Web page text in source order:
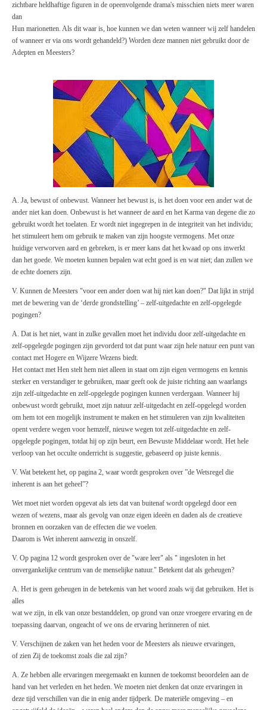
zichtbare heldhaftige figuren in de opeenvolgende drama's misschien niets meer waren
dan
Hun marionetten. Als dit waar is, hoe kunnen we dan weten wanneer wij zelf handelen
of wanneer er via ons wordt gehandeld?) Worden deze mannen niet gebruikt door de
Adepten en Meesters?
A. Ja, bewust of onbewust. Wanneer het bewust is, is het doen voor een ander wat de
ander niet kan doen. Onbewust is het wanneer de aard en het Karma van degene die zo
gebruikt wordt het toelaten. Er wordt niet ingegrepen in de integriteit van het individu;
het stimuleert hem om gebruik te maken van zijn hoogste vermogens. Met onze
huidige verworven aard en gebreken, is er meer kans dat het kwaad op ons inwerkt
dan het goede. We moeten kunnen bepalen wat echt goed is en wat niet; dan zullen we
de echte doeners zijn.
V. Kunnen de Meesters "voor een ander doen wat hij niet kan doen?" Dat lijkt in strijd
met de bewering van de ‘derde grondstelling’ – zelf-uitgedachte en zelf-opgelegde
pogingen?
A. Dat is het niet, want in zulke gevallen moet het individu door zelf-uitgedachte en
zelf-opgelegde pogingen zijn gevorderd tot dat punt waar zijn hele natuur een punt van
contact met Hogere en Wijzere Wezens biedt.
Het contact met Hen stelt hem niet alleen in staat om zijn eigen vermogens en kennis
sterker en verstandiger te gebruiken, maar geeft ook de juiste richting aan waarlangs
zijn zelf-uitgedachte en zelf-opgelegde pogingen kunnen verdergaan. Wanneer hij
onbewust wordt gebruikt, moet zijn natuur zelf-uitgedacht en zelf-opgelegd worden
om hem tot een mogelijk instrument te maken en het stimuleren van zijn kwaliteiten
opent verdere wegen voor hemzelf, nieuwe wegen tot zelf-uitgedachte en zelf-
opgelegde pogingen, totdat hij op zijn beurt, een Bewuste Middelaar wordt. Het hele
verloop van het occulte onderricht is suggestie, gebaseerd op juiste kennis.
V. Wat betekent het, op pagina 2, waar wordt gesproken over ”de Wetsregel die
inherent is aan het geheel”?
Wet moet niet worden opgevat als iets dat van buitenaf wordt opgelegd door een
wezen of wezens, maar als gevolg van onze eigen ideeën en daden als de creatieve
bronnen en oorzaken van de effecten die we voelen.
Daarom is Wet inherent aanwezig in onszelf.
V. Op pagina 12 wordt gesproken over de "ware leer" als " ingesloten in het
onvergankelijke centrum van de menselijke natuur." Betekent dat als geheugen?
A. Het is geen geheugen in de betekenis van het woord zoals wij dat gebruiken. Het is
alles
wat we zijn, in elk van onze bestanddelen, op grond van onze vroegere ervaring en de
toepassing daarvan, ongeacht of we ons de ervaring herinneren of niet.
V. Verschijnen de zaken van het heden voor de Meesters als nieuwe ervaringen,
of zien Zij de toekomst zoals die zal zijn?
A. Ze hebben alle ervaringen meegemaakt en kunnen de toekomst beoordelen aan de
hand van het verleden en het heden. We moeten niet denken dat onze ervaringen in
deze tijd verschillen van die in enig ander tijdperk. De materiële omgeving – en